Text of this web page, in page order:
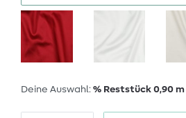
Deine Auswahl: % Reststück 0,90 m